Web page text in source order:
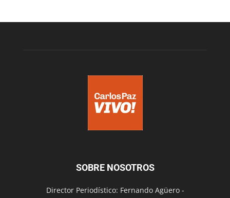
SOBRE NOSOTROS
Director Periodístico: Fernando Agüero -